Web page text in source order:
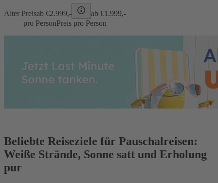
Alter Preisab €2.999,- ab €1.999,-
pro PersonPreis pro Person
Beliebte Reiseziele für Pauschalreisen:
Weiße Strände, Sonne satt und Erholung
pur